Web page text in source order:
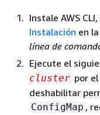
Instale AWS
Instalación en la
línea de
Ejecute el
cluster por
deshabilitar
ConfigMap ,